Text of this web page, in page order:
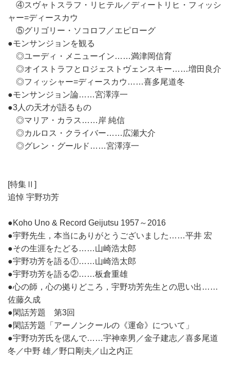
④スヴャトスラフ・リヒテル／ディートリヒ・フィッシ
ャー=ディースカウ
⑤グリゴリー・ソコロフ／エピローグ
●モンサンジョンを観る
◎ユーディ・メニューイン……満津岡信育
◎オイストラフとロジェストヴェンスキー……増田良介
◎フィッシャー=ディースカウ……喜多尾道冬
●モンサンジョン論……宮澤淳一
●3人の天才が語るもの
◎マリア・カラス……岸 純信
◎カルロス・クライバー……広瀬大介
◎グレン・グールド……宮澤淳一
[特集Ⅱ]
追悼 宇野功芳
●Koho Uno & Record Geijutsu 1957～2016
●宇野先生，本当にありがとうございました……平井 宏
●その生涯をたどる……山崎浩太郎
●宇野功芳を語る①……山崎浩太郎
●宇野功芳を語る②……板倉重雄
●心の師，心の拠りどころ，宇野功芳先生との思い出……
佐藤久成
●閑話芳題 第3回
●閑話芳題「アーノンクールの《運命》について」
●宇野功芳氏を偲んで……宇神幸男／金子建志／喜多尾道
冬／中野 雄／野口剛夫／山之内正